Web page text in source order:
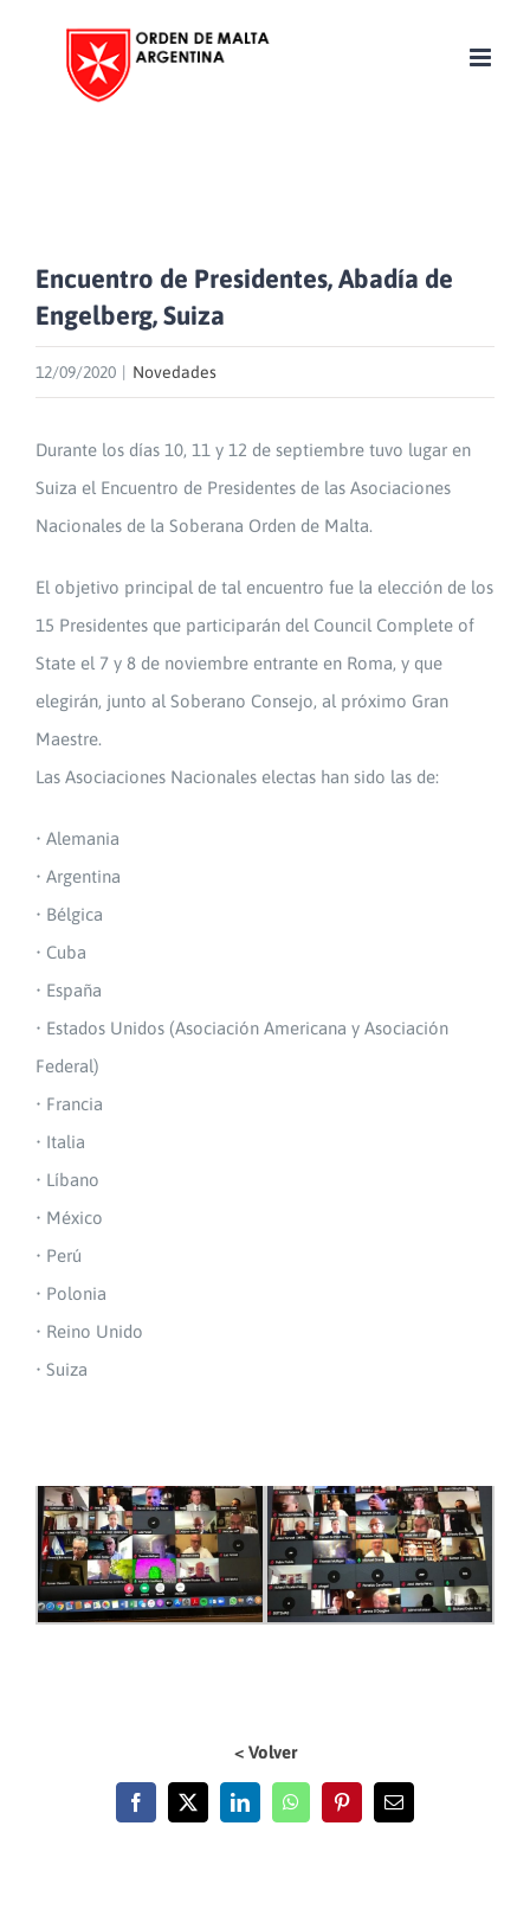
Encuentro de Presidentes, Abadía de
Engelberg, Suiza
12/09/2020 Novedades
Durante los días 10, 11 y 12 de septiembre tuvo lugar en
Suiza el Encuentro de Presidentes de las Asociaciones
Nacionales de la Soberana Orden de Malta.
El objetivo principal de tal encuentro fue la elección de los
15 Presidentes que participarán del Council Complete of
State el 7 y 8 de noviembre entrante en Roma, y que
elegirán, junto al Soberano Consejo, al próximo Gran
Maestre.
Las Asociaciones Nacionales electas han sido las de:
• Alemania
• Argentina
• Bélgica
• Cuba
• España
• Estados Unidos (Asociación Americana y Asociación
Federal)
• Francia
• Italia
• Líbano
• México
• Perú
• Polonia
• Reino Unido
• Suiza
< Volver
Facebook
X LinkedInWhatsAppPinterestEmail